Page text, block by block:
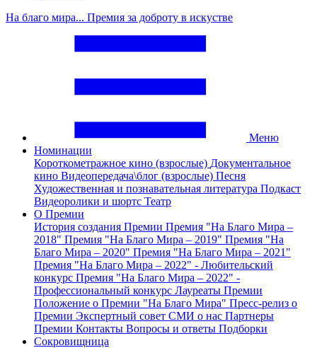
На благо мира... Премия за доброту в искустве
Меню
Номинации
Короткометражное кино (взрослые) Документальное
кино Видеопередача\блог (взрослые) Песня
Художественная и познавательная литература Подкаст
Видеоролики и шортс Театр
О Премии
История создания Премии Премия "На Благо Мира –
2018" Премия "На Благо Мира – 2019" Премия "На
Благо Мира – 2020" Премия "На Благо Мира – 2021"
Премия "На Благо Мира – 2022" - Любительский
конкурс Премия "На Благо Мира – 2022" -
Профессиональный конкурс Лауреаты Премии
Положение о Премии "На Благо Мира" Пресс-релиз о
Премии Экспертный совет СМИ о нас Партнеры
Премии Контакты Вопросы и ответы Подборки
Сокровищница